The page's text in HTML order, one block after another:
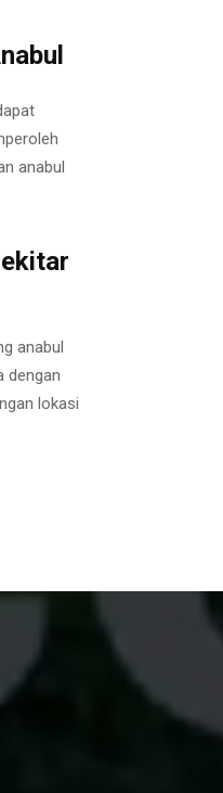
anabul
anabul
dengan
lokasi